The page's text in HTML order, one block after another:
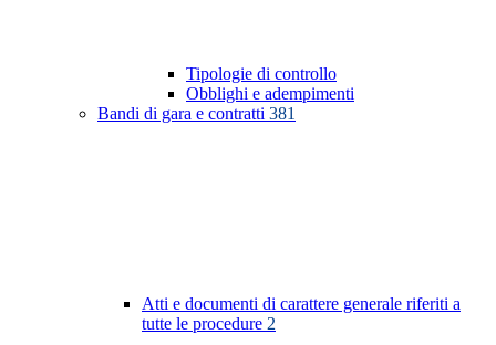
Tipologie di controllo
Obblighi e adempimenti
Bandi di gara e contratti 381
Atti e documenti di carattere generale riferiti a
tutte le procedure 2